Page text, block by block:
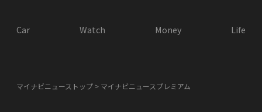
Car Watch Money Life
マイナビニューストップ マイナビニュースプレミアム